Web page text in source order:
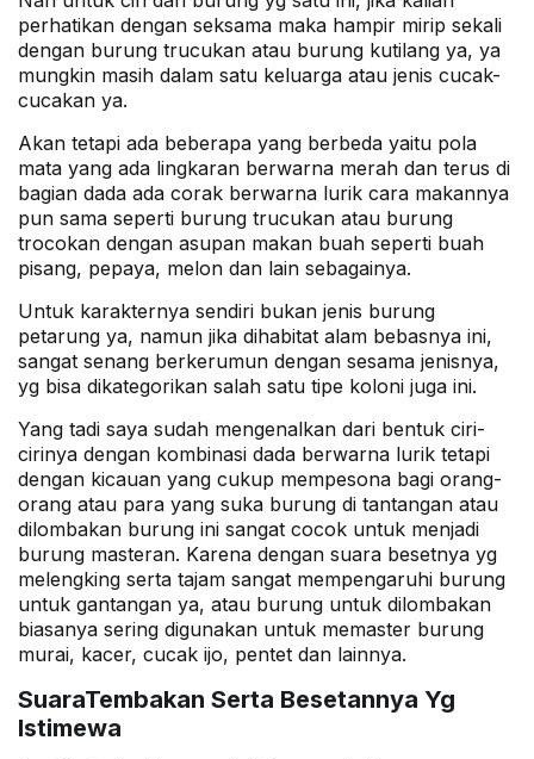
perhatikan dengan seksama maka hampir mirip sekali
dengan burung trucukan atau burung kutilang ya, ya
mungkin masih dalam satu keluarga atau jenis cucak-
cucakan ya.
Akan tetapi ada beberapa yang berbeda yaitu pola
mata yang ada lingkaran berwarna merah dan terus di
bagian dada ada corak berwarna lurik cara makannya
pun sama seperti burung trucukan atau burung
trocokan dengan asupan makan buah seperti buah
pisang, pepaya, melon dan lain sebagainya.
Untuk karakternya sendiri bukan jenis burung
petarung ya, namun jika dihabitat alam bebasnya ini,
sangat senang berkerumun dengan sesama jenisnya,
yg bisa dikategorikan salah satu tipe koloni juga ini.
Yang tadi saya sudah mengenalkan dari bentuk ciri-
cirinya dengan kombinasi dada berwarna lurik tetapi
dengan kicauan yang cukup mempesona bagi orang-
orang atau para yang suka burung di tantangan atau
dilombakan burung ini sangat cocok untuk menjadi
burung masteran. Karena dengan suara besetnya yg
melengking serta tajam sangat mempengaruhi burung
untuk gantangan ya, atau burung untuk dilombakan
biasanya sering digunakan untuk memaster burung
murai, kacer, cucak ijo, pentet dan lainnya.
SuaraTembakan Serta Besetannya Yg
Istimewa